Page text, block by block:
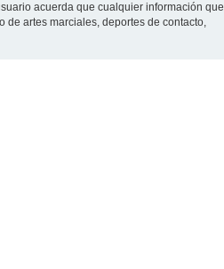
acuerda que cualquier información que
de artes marciales, deportes de contacto,